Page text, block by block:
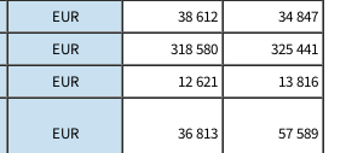
EUR 38 612
34 847
EUR 318 580
325 441
EUR 12 621
13 816
EUR 36 813 57 589